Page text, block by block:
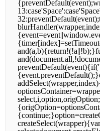
createSelect(wrapper){var